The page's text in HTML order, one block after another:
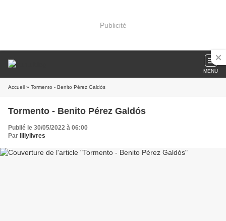
Publicité
MENU
Accueil » Tormento - Benito Pérez Galdós
Tormento - Benito Pérez Galdós
Publié le 30/05/2022 à 06:00
Par lillylivres